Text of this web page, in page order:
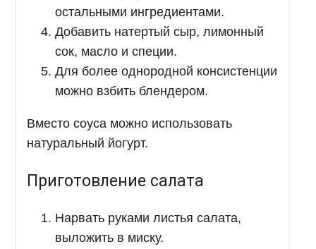
остальными ингредиентами.
Добавить натертый сыр, лимонный
сок, масло и специи.
Для более однородной консистенции
можно взбить блендером.
Вместо соуса можно использовать
натуральный йогурт.
Приготовление салата
Нарвать руками листья салата,
выложить в миску.